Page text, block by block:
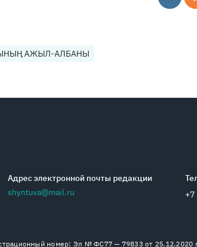
АЖЫЛ-АЛБАНЫ
Адрес электронной почты редакции
shyntuva@mail.ru
+7
номер: Эл № ФС77 — 79833 от